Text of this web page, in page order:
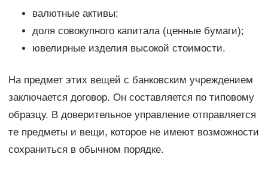
валютные активы;
доля совокупного капитала (ценные бумаги);
ювелирные изделия высокой стоимости.
На предмет этих вещей с банковским учреждением
заключается договор. Он составляется по типовому
образцу. В доверительное управление отправляется
те предметы и вещи, которое не имеют возможности
сохраниться в обычном порядке.